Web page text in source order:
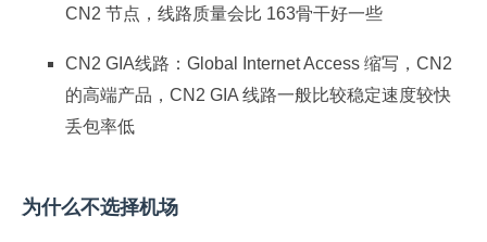
CN2 节点，线路质量会比 163骨干好一些
CN2 GIA线路：Global Internet Access 缩写，CN2
的高端产品，CN2 GIA 线路一般比较稳定速度较快
丢包率低
为什么不选择机场